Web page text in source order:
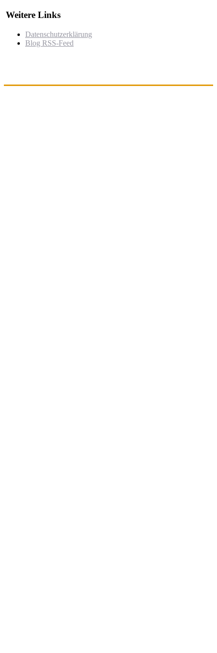
Weitere Links
Datenschutzerklärung
Blog RSS-Feed